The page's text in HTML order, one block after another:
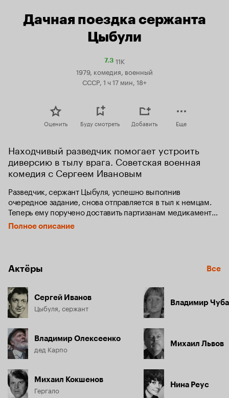
Дачная поездка сержанта
Цыбули
7.3Рейтинг
7.3
11K
1979, комедия, военный
СССР, 1 ч 17 мин, 18+
Оценить Буду смотреть Добавить Еще
Находчивый разведчик помогает устроить
диверсию в тылу врага. Советская военная
комедия с Сергеем Ивановым
Разведчик, сержант Цыбуля, успешно выполнив
очередное задание, снова отправляется в тыл к немцам.
Теперь ему поручено доставить партизанам медикаменты,
продовольствие и взрывчатку.
перехитрив своих преследователей и захватив в плен
немецкого майора, он все-таки прорывается к партизанам
Полное описание
Актёры Все
Сергей Иванов
Цыбуля, сержант
Владимир Олексеенко
дед Карпо
Михаил Кокшенов
Гергало
Владимир
Михаил Львов
Нина Реус